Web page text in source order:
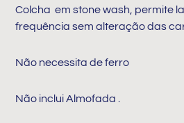
Colcha em stone wash, permite
frequência sem alteração das
Não necessita de ferro
Não inclui Almofada .